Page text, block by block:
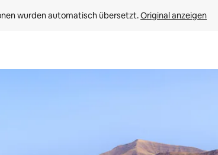
wurden automatisch übersetzt. Original anzeigen